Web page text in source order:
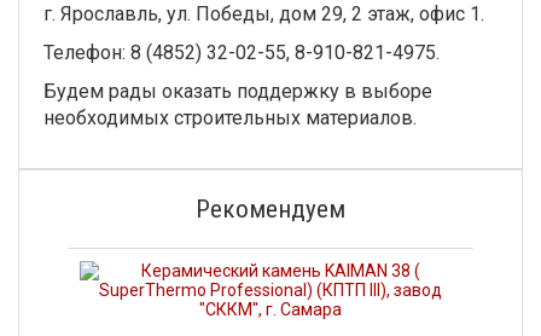
г. Ярославль, ул. Победы, дом 29, 2 этаж, офис 1.
Телефон: 8 (4852) 32-02-55, 8-910-821-4975.
Будем рады оказать поддержку в выборе
необходимых строительных материалов.
Рекомендуем